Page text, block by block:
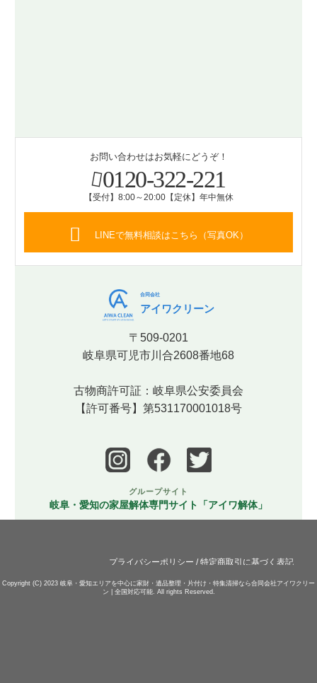
お問い合わせはお気軽にどうぞ！
0120-322-221
【受付】8:00～20:00【定休】年中無休
LINEで無料相談はこちら（写真OK）
合同会社
アイワクリーン
〒509-0201
岐阜県可児市川合2608番地68
古物商許可証：岐阜県公安委員会
【許可番号】第531170001018号
グループサイト
岐阜・愛知の家屋解体専門サイト「アイワ解体」
プライバシーポリシー /特定商取引に基づく表記
Copyright (C) 2023 岐阜・愛知エリアを中心に家財・遺品整理・片付け・特集清掃なら合同会社アイワクリー
ン | 全国対応可能. All rights Reserved.